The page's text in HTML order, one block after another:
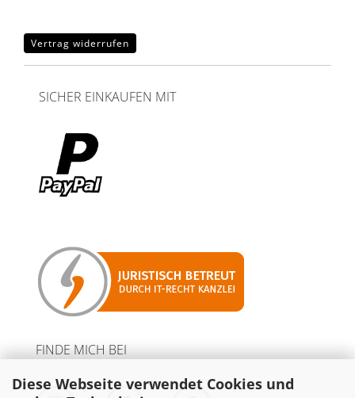
Diese Webseite verwendet Cookies und
Vertrag widerrufen
SICHER EINKAUFEN MIT
FINDE MICH BEI